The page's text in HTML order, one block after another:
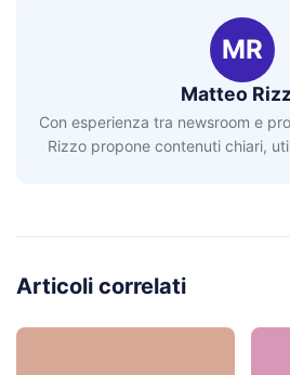
MR
Matteo
Con esperienza tra newsroom e
Rizzo propone contenuti chiari,
Articoli correlati